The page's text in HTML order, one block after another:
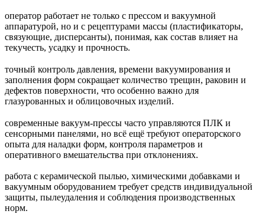
оператор работает не только с прессом и вакуумной
аппаратурой, но и с рецептурами массы (пластификаторы,
связующие, дисперсанты), понимая, как состав влияет на
текучесть, усадку и прочность.
точный контроль давления, времени вакуумирования и
заполнения форм сокращает количество трещин, раковин и
дефектов поверхности, что особенно важно для
глазурованных и облицовочных изделий.
современные вакуум-прессы часто управляются ПЛК и
сенсорными панелями, но всё ещё требуют операторского
опыта для наладки форм, контроля параметров и
оперативного вмешательства при отклонениях.
работа с керамической пылью, химическими добавками и
вакуумным оборудованием требует средств индивидуальной
защиты, пылеудаления и соблюдения производственных
норм.